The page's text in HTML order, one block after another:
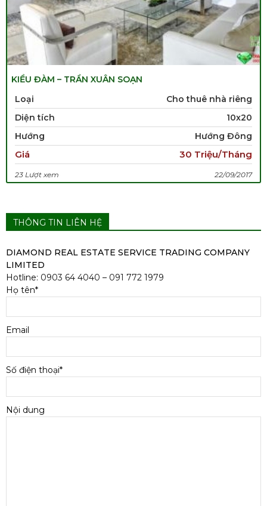
KIỀU ĐÀM – TRẦN XUÂN SOẠN
Loại
Cho thuê nhà riêng
Diện tích
10x20
Hướng
Hướng Đông
Giá 30 Triệu/Tháng
23 Lượt xem 22/09/2017
THÔNG TIN LIÊN HỆ
DIAMOND REAL ESTATE SERVICE TRADING COMPANY
LIMITED
Hotline: 0903 64 4040 – 091 772 1979
Họ tên*
Email
Số điện thoại*
Nội dung